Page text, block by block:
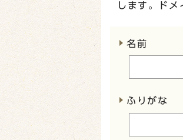
します。ドメ
名前
ふりがな